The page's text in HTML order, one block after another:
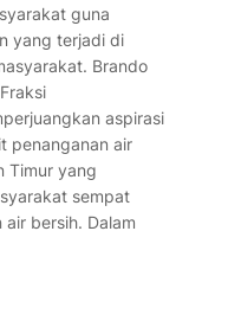
guna
yang terjadi di
Brando
aspirasi
penanganan air
Timur yang
sempat
bersih. Dalam